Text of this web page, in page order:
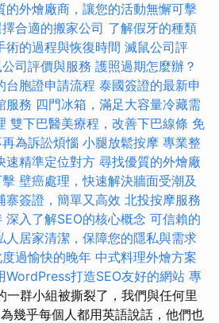
的外燴廠商，讓您的活動無懈可擊
合適的搬家公司 了解假牙的種類
術的過程與恢復時間 滅鼠公司評
司評價與服務 護照過期怎麼辦？
台胞證申請流程 泰國簽證的最新申
服務 四門冰箱，滿足大容量冷藏需
雙下巴醫美療程，改善下巴線條 免
為訴訟煩惱 小腿放鬆按摩 專業整
速精準定位對方 尋找優質的外燴廠
壁癌處理，快速解決牆面受潮及
寨簽證，簡單又高效 北投按摩服務
深入了解SEO的核心概念 可信賴的
人居家清潔，保障您的隱私與需求
過愉快的晚年 中式料理外燴方案
WordPress打造SEO友好的網站 專
一群小組被撕裂了，我們與任何里
幾乎每個人都用英語說話，他們也